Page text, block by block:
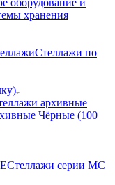
оборудование и
хранения
Стеллажи по
архивные
Чёрные (100
Стеллажи серии МС